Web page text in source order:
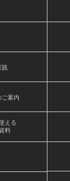
践
案内
える
料